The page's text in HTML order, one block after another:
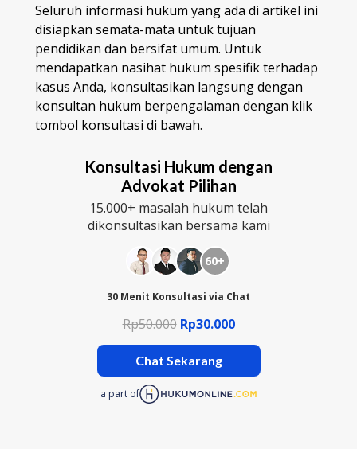
Seluruh informasi hukum yang ada di artikel ini
disiapkan semata-mata untuk tujuan
pendidikan dan bersifat umum. Untuk
mendapatkan nasihat hukum spesifik terhadap
kasus Anda, konsultasikan langsung dengan
konsultan hukum berpengalaman dengan klik
tombol konsultasi di bawah.
Konsultasi Hukum dengan
Advokat Pilihan
15.000+ masalah hukum telah
dikonsultasikan bersama kami
60+
30 Menit Konsultasi via Chat
Rp50.000 Rp30.000
Chat Sekarang
a part of